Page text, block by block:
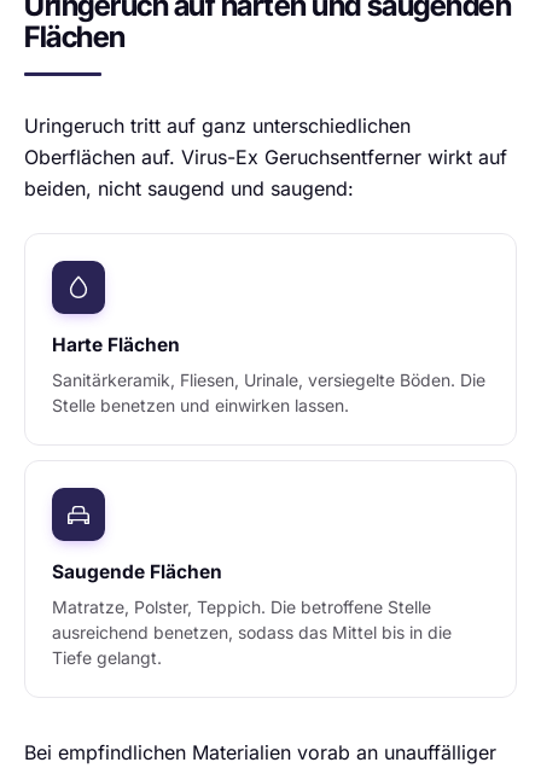
Flächen
Uringeruch tritt auf ganz unterschiedlichen
Oberflächen auf. Virus-Ex Geruchsentferner wirkt auf
beiden, nicht saugend und saugend:
Harte Flächen
Sanitärkeramik, Fliesen, Urinale, versiegelte Böden. Die
Stelle benetzen und einwirken lassen.
Saugende Flächen
Matratze, Polster, Teppich. Die betroffene Stelle
ausreichend benetzen, sodass das Mittel bis in die
Tiefe gelangt.
Bei empfindlichen Materialien vorab an unauffälliger